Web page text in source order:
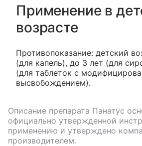
Применение в
возрасте
Противопоказание: детский
(для капель), до 3 лет (для
(для таблеток с
высвобождением).
Описание препарата Панатус
официально утвержденной
применению и утверждено
производителем.